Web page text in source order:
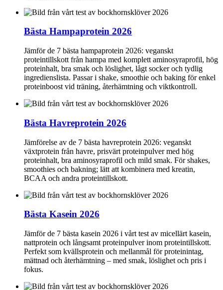
Bästa Hampaprotein 2026
Jämför de 7 bästa hampaprotein 2026: veganskt
proteintillskott från hampa med komplett aminosyraprofil, hög
proteinhalt, bra smak och löslighet, lågt socker och tydlig
ingredienslista. Passar i shake, smoothie och baking för enkel
proteinboost vid träning, återhämtning och viktkontroll.
Bästa Havreprotein 2026
Jämförelse av de 7 bästa havreprotein 2026: veganskt
växtprotein från havre, prisvärt proteinpulver med hög
proteinhalt, bra aminosyraprofil och mild smak. För shakes,
smoothies och bakning; lätt att kombinera med kreatin,
BCAA och andra proteintillskott.
Bästa Kasein 2026
Jämför de 7 bästa kasein 2026 i vårt test av micellärt kasein,
nattprotein och långsamt proteinpulver inom proteintillskott.
Perfekt som kvällsprotein och mellanmål för proteinintag,
mättnad och återhämtning – med smak, löslighet och pris i
fokus.